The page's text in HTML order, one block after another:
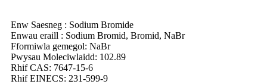
Enw Saesneg : Sodium Bromide
Enwau eraill : Sodium Bromid, Bromid, NaBr
Fformiwla gemegol: NaBr
Pwysau Moleciwlaidd: 102.89
Rhif CAS: 7647-15-6
Rhif EINECS: 231-599-9